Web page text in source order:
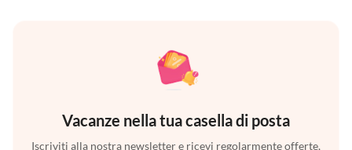
Vacanze nella tua casella di posta
Iscriviti alla nostra newsletter e ricevi regolarmente offerte,